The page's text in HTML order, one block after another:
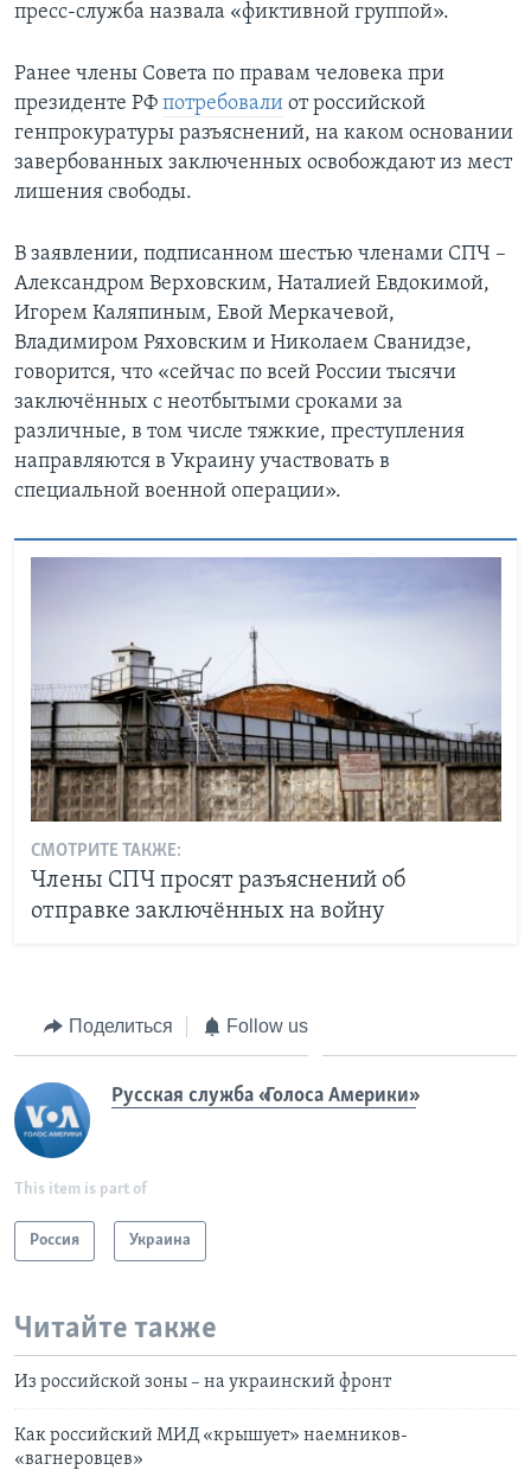
пресс-служба назвала «фиктивной группой».
Ранее члены Совета по правам человека при
президенте РФ потребовали от российской
генпрокуратуры разъяснений, на каком основании
завербованных заключенных освобождают из мест
лишения свободы.
В заявлении, подписанном шестью членами СПЧ –
Александром Верховским, Наталией Евдокимой,
Игорем Каляпиным, Евой Меркачевой,
Владимиром Ряховским и Николаем Сванидзе,
говорится, что «сейчас по всей России тысячи
заключённых с неотбытыми сроками за
различные, в том числе тяжкие, преступления
направляются в Украину участвовать в
специальной военной операции».
СМОТРИТЕ ТАКЖЕ:
Члены СПЧ просят разъяснений об
отправке заключённых на войну
Поделиться Follow us
Русская служба «Голоса Америки»
This item is part of
Россия Украина
Читайте также
Из российской зоны – на украинский фронт
Как российский МИД «крышует» наемников-
«вагнеровцев»